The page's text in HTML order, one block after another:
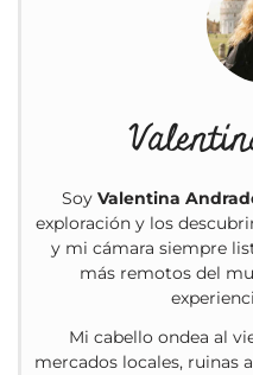
Soy Valentina
exploración y los
y mi cámara siempre
más remotos del
Mi cabello ondea al
mercados locales, ruinas